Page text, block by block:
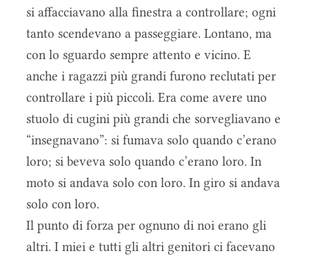
si affacciavano alla finestra a controllare; ogni
tanto scendevano a passeggiare. Lontano, ma
con lo sguardo sempre attento e vicino. E
anche i ragazzi più grandi furono reclutati per
controllare i più piccoli. Era come avere uno
stuolo di cugini più grandi che sorvegliavano e
“insegnavano”: si fumava solo quando c’erano
loro; si beveva solo quando c’erano loro. In
moto si andava solo con loro. In giro si andava
solo con loro.
Il punto di forza per ognuno di noi erano gli
altri. I miei e tutti gli altri genitori ci facevano